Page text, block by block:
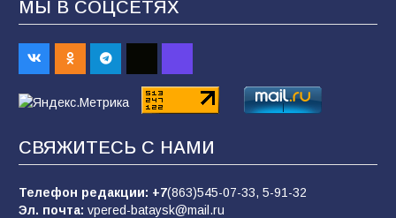
Будет ли мобилизация в России в 2026 году
после выборов: в Госдуме дали ответ
заявления о мобилизации — это
пропагандистский вброс
85 01.08.2026
МЫ В СОЦСЕТЯХ
СВЯЖИТЕСЬ С НАМИ
Телефон редакции: +7(863)545-07-33, 5-91-32
Эл. почта: vpered-bataysk@mail.ru